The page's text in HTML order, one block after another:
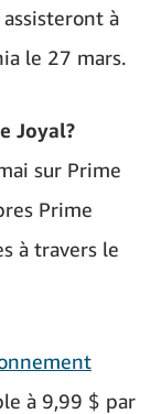
à
le 27 mars.
Joyal?
sur Prime
Prime
à travers le
à 9,99 $ par